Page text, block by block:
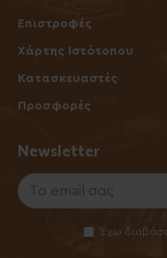
Επιστροφές
Χάρτης Ιστότοπου
Κατασκευαστές
Προσφορές
Newsletter
Έχω